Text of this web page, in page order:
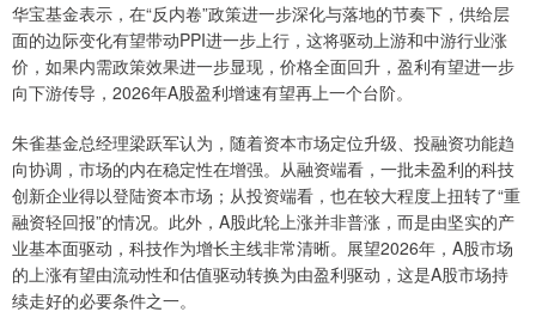
华宝基金表示，在“反内卷”政策进一步深化与落地的节奏下，供给层
面的边际变化有望带动PPI进一步上行，这将驱动上游和中游行业涨
价，如果内需政策效果进一步显现，价格全面回升，盈利有望进一步
向下游传导，2026年A股盈利增速有望再上一个台阶。
朱雀基金总经理梁跃军认为，随着资本市场定位升级、投融资功能趋
向协调，市场的内在稳定性在增强。从融资端看，一批未盈利的科技
创新企业得以登陆资本市场；从投资端看，也在较大程度上扭转了“重
融资轻回报”的情况。此外，A股此轮上涨并非普涨，而是由坚实的产
业基本面驱动，科技作为增长主线非常清晰。展望2026年，A股市场
的上涨有望由流动性和估值驱动转换为由盈利驱动，这是A股市场持
续走好的必要条件之一。